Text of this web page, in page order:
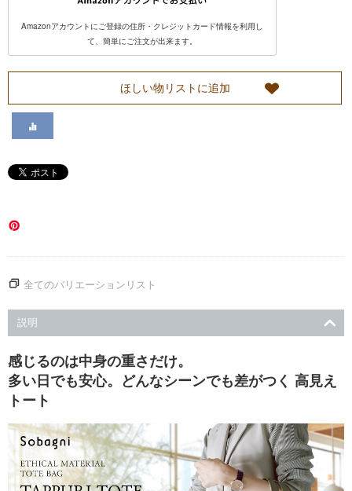
い
カ
タ
マ
ー
サ
ー
ビ
ス
エ
シ
Amazonアカウントにご登録の住所・クレジットカード情報を利用し
て、簡単にご注文が出来ます。
ほしい物リストに追加
全てのバリエーションリスト
説明
感じるのは中身の重さだけ。
多い日でも安心。どんなシーンでも差がつく 高見え
トート